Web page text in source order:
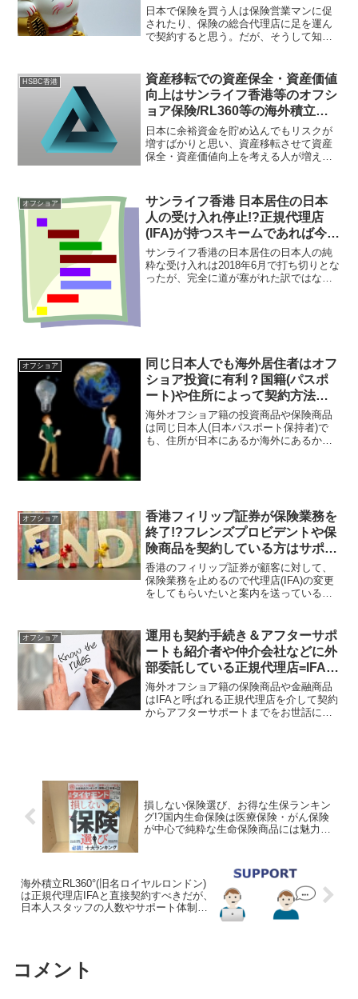
融商品はあるでしょうか？
日本で保険を買う人は保険営業マンに促
されたり、保険の総合代理店に足を運ん
で契約すると思う。だが、そうして知っ
幸福の招き猫が良い方向に導いてくれる
ことだろう。
HSBC香港
資産移転での資産保全・資産価値
向上はサンライフ香港等のオフシ
ョア保険/RL360等の海外積立投
資/HSBC香港の銀行口座の3点セ
ットを推奨！
日本に余裕資金を貯め込んでもリスクが
増すばかりと思い、資産移転させて資産
保全・資産価値向上を考える人が増えて
座の3つを活用する事が有用と言える。こ
れらを3点セットと呼ぶ人もいる。
オフショア
サンライフ香港 日本居住の日本
人の受け入れ停止!?正規代理店
(IFA)が持つスキームであれば今で
も契約可能だが法人は加入不可！
サンライフ香港の日本居住の日本人の純
粋な受け入れは2018年6月で打ち切りとな
ったが、完全に道が塞がれた訳ではな
オフショア
同じ日本人でも海外居住者はオフ
ショア投資に有利？国籍(パスポ
ート)や住所によって契約方法が
異なる生命保険・金融商品があ
る！
海外オフショア籍の投資商品や保険商品
は同じ日本人(日本パスポート保持者)で
も、住所が日本にあるか海外にあるかで
オフショア
香港フィリップ証券が保険業務を
終了!?フレンズプロビデントや保
険商品を契約している方はサポー
ト力があるIFAの変更を！
香港のフィリップ証券が顧客に対して、
保険業務を止めるので代理店(IFA)の変更
をしてもらいたいと案内を送っているそ
と思うが、冷静になってサポート力が高
いIFAを選んでもらいたい。
オフショア
運用も契約手続き＆アフターサポ
ートも紹介者や仲介会社などに外
部委託している正規代理店=IFAは
何をしてくれる存在なのだろう
か？
海外オフショア籍の保険商品や金融商品
はIFAと呼ばれる正規代理店を介して契約
からアフターサポートまでをお世話にな
損しない保険選び、お得な生保ランキン
グ!?国内生命保険は医療保険・がん保険
が中心で純粋な生命保険商品には魅力な
海外積立RL360°(旧名ロイヤルロンドン)
は正規代理店IFAと直接契約すべきだが、
日本人スタッフの人数やサポート体制を
コメント